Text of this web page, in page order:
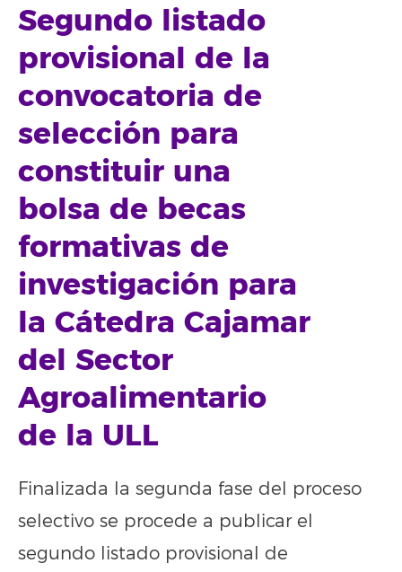
Segundo listado
provisional de la
convocatoria de
selección para
constituir una
bolsa de becas
formativas de
investigación para
la Cátedra Cajamar
del Sector
Agroalimentario
de la ULL
Finalizada la segunda fase del proceso
selectivo se procede a publicar el
segundo listado provisional de